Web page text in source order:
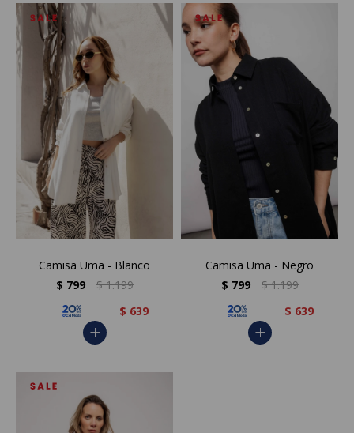
Camisa Uma - Blanco
$ 799 $ 1.199
$ 639
add
Camisa Uma - Negro
$ 799 $ 1.199
$ 639
add